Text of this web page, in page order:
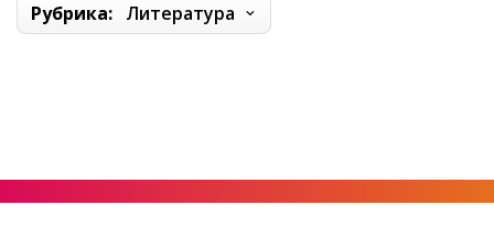
Рубрика: Литература